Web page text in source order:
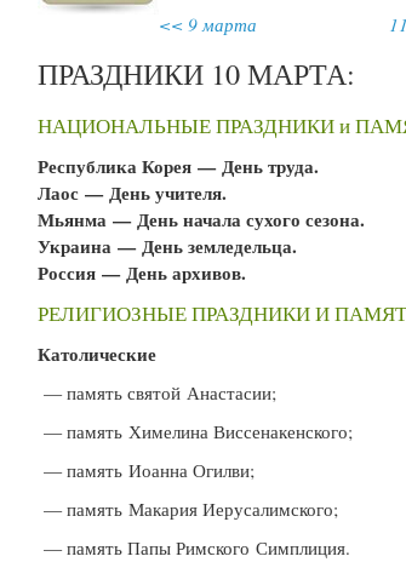
<< 9 марта
ПРАЗДНИКИ 10 МАРТА:
НАЦИОНАЛЬНЫЕ ПРАЗДНИКИ и
Республика Корея — День труда.
Лаос — День учителя.
Мьянма — День начала сухого сезона.
Украина — День земледельца.
Россия — День архивов.
РЕЛИГИОЗНЫЕ ПРАЗДНИКИ И
Католические
— память святой Анастасии;
— память Химелина Виссенакенского;
— память Иоанна Огилви;
— память Макария Иерусалимского;
— память Папы Римского Симплиция.